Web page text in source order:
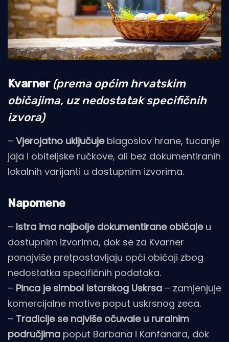
Kvarner (prema općim hrvatskim
običajima, uz nedostatak specifičnih
izvora)
– Vjerojatno uključujeblagoslov hrane, tucanje
jaja i obiteljske ručkove, ali bez dokumentiranih
lokalnih varijanti u dostupnim izvorima.
Napomene
– Istra ima najbolje dokumentirane običajeu
dostupnim izvorima, dok se za Kvarner
ponajviše pretpostavljaju opći običaji zbog
nedostatka specifičnih podataka.
– Pinca je simbol istarskog Uskrsa – zamjenjuje
komercijalne motive poput uskrsnog zeca.
– Tradicije se najviše očuvale u ruralnim
područjima poput Barbana i Kanfanara, dok